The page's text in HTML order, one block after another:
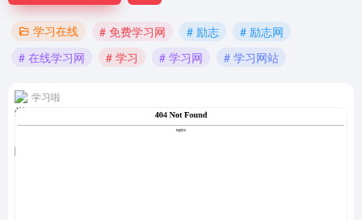
学习在线 # 免费学习网 # 励志
# 励志网
# 在线学习网
# 学习 # 学习网 # 学习网站
学习啦